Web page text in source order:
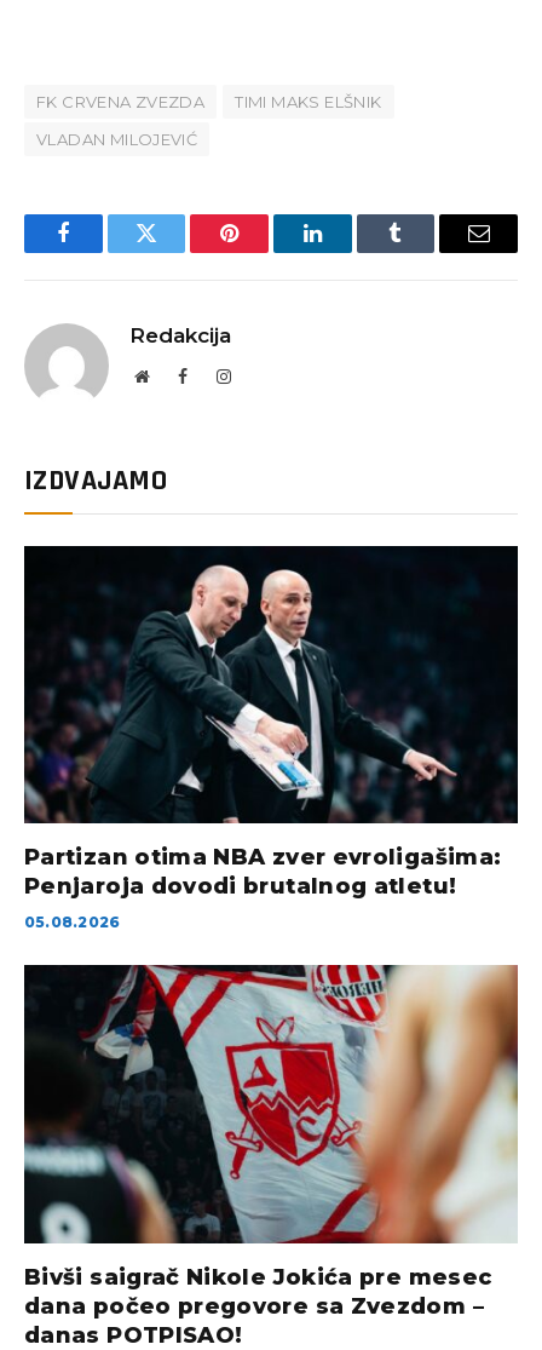
FK CRVENA ZVEZDA
TIMI MAKS ELŠNIK
VLADAN MILOJEVIĆ
FacebookTwitter Pinterest LinkedInTumblr Email
Redakcija
WebsiteFacebookInstagram
IZDVAJAMO
Partizan otima NBA zver evroligašima:
Penjaroja dovodi brutalnog atletu!
05.08.2026
Bivši saigrač Nikole Jokića pre mesec
dana počeo pregovore sa Zvezdom –
danas POTPISAO!